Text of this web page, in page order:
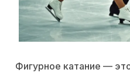
Фигурное катание —